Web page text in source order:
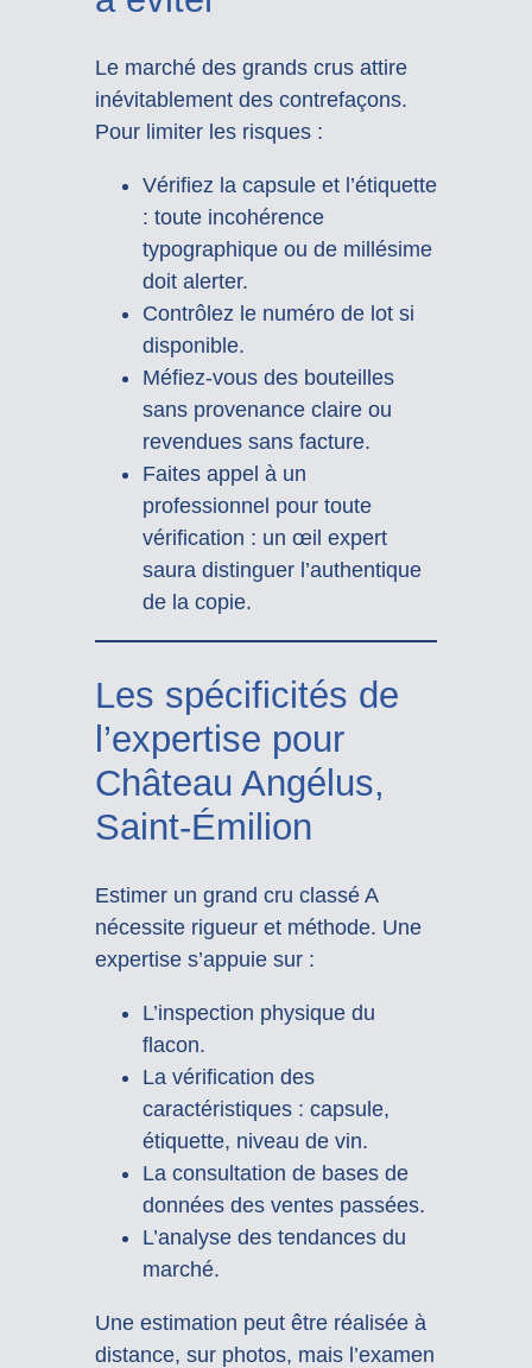
Le marché des grands crus attire
inévitablement des contrefaçons.
Pour limiter les risques :
Vérifiez la capsule et l’étiquette
: toute incohérence
typographique ou de millésime
doit alerter.
Contrôlez le numéro de lot si
disponible.
Méfiez-vous des bouteilles
sans provenance claire ou
revendues sans facture.
Faites appel à un
professionnel pour toute
vérification : un œil expert
saura distinguer l’authentique
de la copie.
Les spécificités de
l’expertise pour
Château Angélus,
Saint-Émilion
Estimer un grand cru classé A
nécessite rigueur et méthode. Une
expertise s’appuie sur :
L’inspection physique du
flacon.
La vérification des
caractéristiques : capsule,
étiquette, niveau de vin.
La consultation de bases de
données des ventes passées.
L’analyse des tendances du
marché.
Une estimation peut être réalisée à
distance, sur photos, mais l’examen